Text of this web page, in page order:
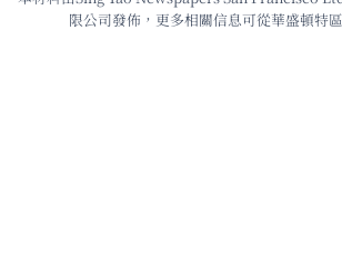
限公司發佈，更多相關信息可從華盛頓特